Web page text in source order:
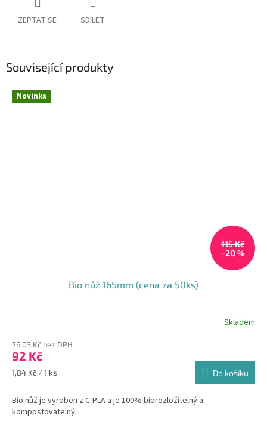
ZEPTAT SE SDÍLET
Související produkty
Novinka
115 Kč
–20 %
Bio nůž 165mm (cena za 50ks)
Skladem
76,03 Kč bez DPH
92 Kč
Měrná
1,84 Kč / 1 ks Do košíku
Bio nůž je vyroben z C-PLA a je 100% biorozložitelný a
kompostovatelný.